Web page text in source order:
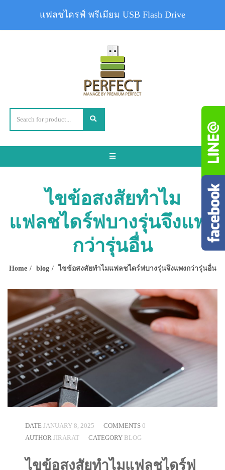
Toggle
ไขข้อสงสัยทำไม
แฟลชไดร์ฟบางรุ่นจึงแพง
กว่ารุ่นอื่น
Home blog ไขข้อสงสัยทำไมแฟลชไดร์ฟบางรุ่นจึงแพงกว่ารุ่นอื่น
DATE JANUARY 8, 2025 COMMENTS 0
AUTHOR JIRARAT CATEGORY BLOG
ไขข้อสงสัยทำไมแฟลชไดร์ฟ
แฟลชไดรฟ์ พรีเมียม USB Flash Drive